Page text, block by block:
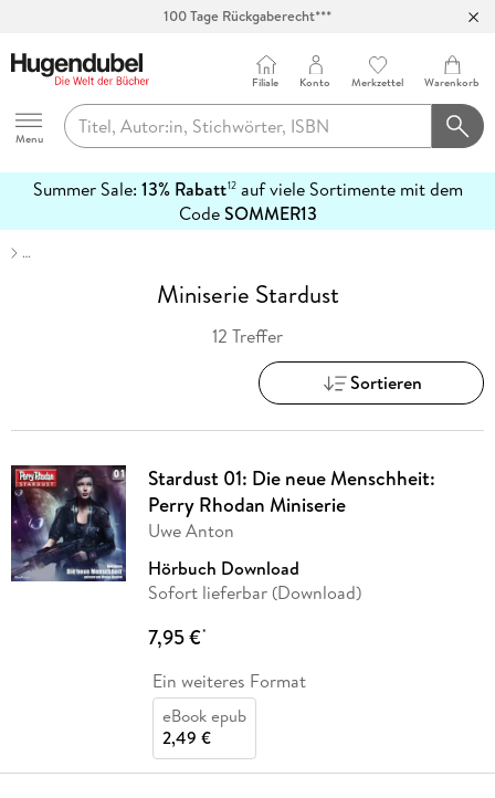
100 Tage Rückgaberecht***
Hugendubel
Menu
Filiale Konto Merkzettel Warenkorb
Summer Sale: 13% Rabatt12auf viele Sortimente mit dem
CodeSOMMER13
erfahren
…
Miniserie Stardust
12 Treffer
Sortieren
Stardust 01: Die neue Menschheit:
Perry Rhodan Miniserie
Uwe Anton
Hörbuch Download
Sofort lieferbar (Download)
7,95 €*
Ein weiteres Format
eBook epub
2,49 €